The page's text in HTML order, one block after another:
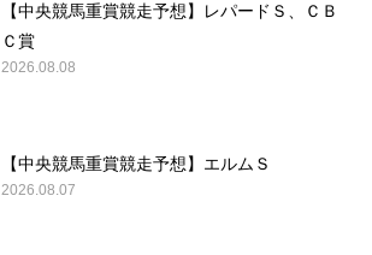
【中央競馬重賞競走予想】レパードＳ、ＣＢ
Ｃ賞
2026.08.08
【中央競馬重賞競走予想】エルムＳ
2026.08.07